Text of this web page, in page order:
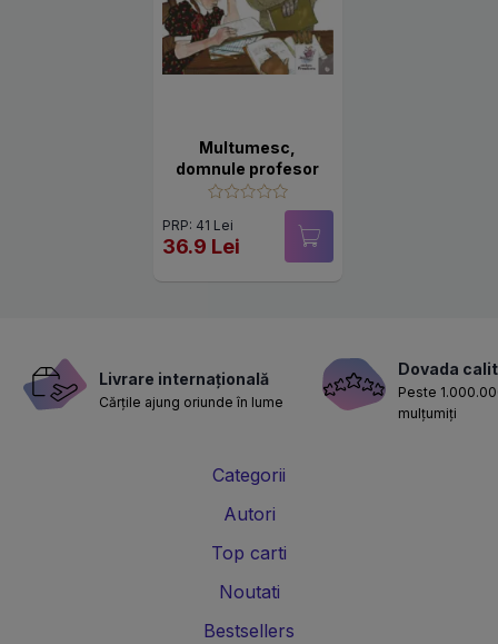
Multumesc,
domnule profesor
PRP: 41 Lei
36.9 Lei
Livrare internațională
Cărțile ajung oriunde în lume
Dovada
Peste
mulțumiți
Categorii
Autori
Top carti
Noutati
Bestsellers